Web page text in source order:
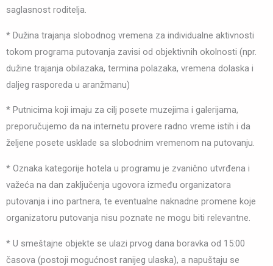
saglasnost roditelja.
* Dužina trajanja slobodnog vremena za individualne aktivnosti
tokom programa putovanja zavisi od objektivnih okolnosti (npr.
dužine trajanja obilazaka, termina polazaka, vremena dolaska i
daljeg rasporeda u aranžmanu)
* Putnicima koji imaju za cilj posete muzejima i galerijama,
preporučujemo da na internetu provere radno vreme istih i da
željene posete usklade sa slobodnim vremenom na putovanju.
* Oznaka kategorije hotela u programu je zvanično utvrđena i
važeća na dan zaključenja ugovora između organizatora
putovanja i ino partnera, te eventualne naknadne promene koje
organizatoru putovanja nisu poznate ne mogu biti relevantne.
* U smeštajne objekte se ulazi prvog dana boravka od 15:00
časova (postoji mogućnost ranijeg ulaska), a napuštaju se